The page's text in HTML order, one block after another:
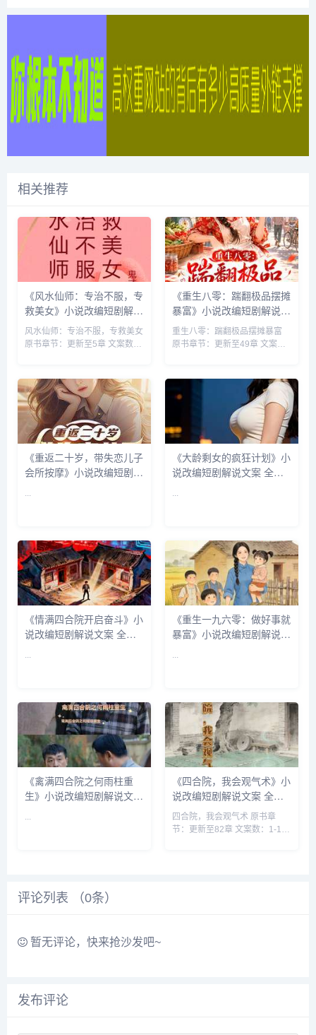
相关推荐
《风水仙师：专治不服，专
救美女》小说改编短剧解说
文案 全网独家下载
风水仙师：专治不服，专救美女
原书章节：更新至5章 文案数：
kuaijieshuo.com...
《重生八零：踹翻极品摆摊
暴富》小说改编短剧解说文
案 全网独家下载
重生八零：踹翻极品摆摊暴富
原书章节：更新至49章 文案
《重返二十岁，带失恋儿子
会所按摩》小说改编短剧解
...
《大龄剩女的疯狂计划》小
说改编短剧解说文案 全网
...
《情满四合院开启奋斗》小
说改编短剧解说文案 全网
...
《重生一九六零：做好事就
暴富》小说改编短剧解说文
...
《禽满四合院之何雨柱重
生》小说改编短剧解说文案
...
《四合院，我会观气术》小
说改编短剧解说文案 全网
独家下载
四合院，我会观气术 原书章
节：更新至82章 文案数：1-10
评论列表 （0条）
暂无评论，快来抢沙发吧~
发布评论